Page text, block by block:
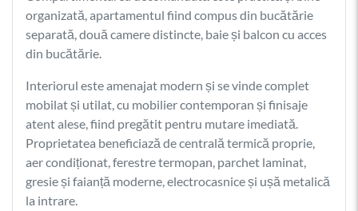
organizată, apartamentul fiind compus din bucătărie
separată, două camere distincte, baie și balcon cu acces
din bucătărie.
Interiorul este amenajat modern și se vinde complet
mobilat și utilat, cu mobilier contemporan și finisaje
atent alese, fiind pregătit pentru mutare imediată.
Proprietatea beneficiază de centrală termică proprie,
aer condiționat, ferestre termopan, parchet laminat,
gresie și faianță moderne, electrocasnice și ușă metalică
la intrare.